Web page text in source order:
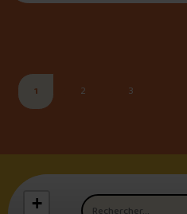
Page
1 Page
2 Page
3
Nom du restaurant
+